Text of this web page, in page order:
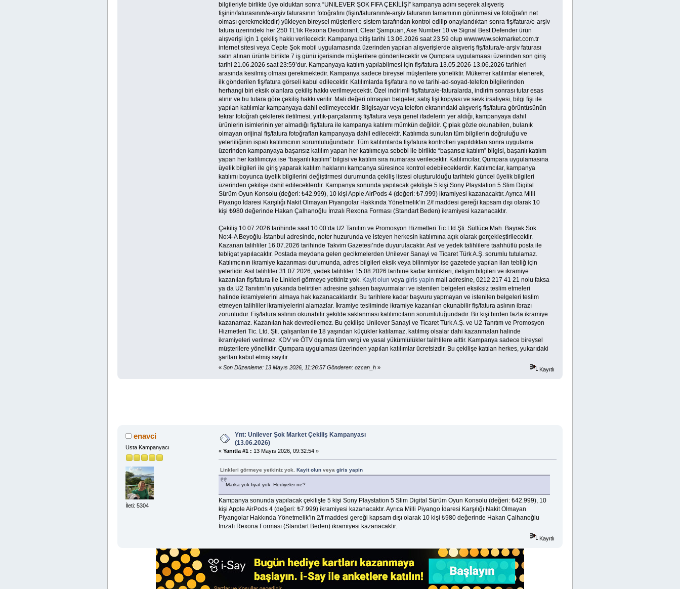
bilgileriyle birlikte üye olduktan sonra “UNILEVER ŞOK FIFA ÇEKİLİŞİ” kampanya adını seçerek alışveriş
fişinin/faturasının/e-arşiv faturasının fotoğrafını (fişin/faturanın/e-arşiv faturanın tamamının görünmesi ve fotoğrafın net
olması gerekmektedir) yükleyen bireysel müşterilere sistem tarafından kontrol edilip onaylandıktan sonra fiş/fatura/e-arşiv
fatura üzerindeki her 250 TL’lik Rexona Deodorant, Clear Şampuan, Axe Number 10 ve Signal Best Defender ürün
alışverişi için 1 çekiliş hakkı verilecektir. Kampanya bitiş tarihi 13.06.2026 saat 23.59 olup wwwwww.sokmarket.com.tr
internet sitesi veya Cepte Şok mobil uygulamasında üzerinden yapılan alışverişlerde alışveriş fiş/fatura/e-arşiv faturası
satın alınan ürünle birlikte 7 iş günü içerisinde müşterilere gönderilecektir ve Qumpara uygulamaası üzerinden son giriş
tarihi 21.06.2026 saat 23:59’dur. Kampanyaya katılım yapılabilmesi için fiş/fatura 13.05.2026-13.06.2026 tarihleri
arasında kesilmiş olması gerekmektedir. Kampanya sadece bireysel müşterilere yöneliktir. Mükerrer katılımlar elenerek,
ilk gönderilen fiş/fatura görseli kabul edilecektir. Katılımlarda fiş/fatura no ve tarihi-ad-soyad-telefon bilgilerinden
herhangi biri eksik olanlara çekiliş hakkı verilmeyecektir. Özel indirimli fiş/fatura/e-faturalarda, indirim sonrası tutar esas
alınır ve bu tutara göre çekiliş hakkı verilir. Mali değeri olmayan belgeler, satış fişi kopyası ve sevk irsaliyesi, bilgi fişi ile
yapılan katılımlar kampanyaya dahil edilmeyecektir. Bilgisayar veya telefon ekranındaki alışveriş fiş/fatura görüntüsünün
tekrar fotoğrafı çekilerek iletilmesi, yırtık-parçalanmış fiş/fatura veya genel ifadelerin yer aldığı, kampanyaya dahil
ürünlerin isimlerinin yer almadığı fiş/fatura ile kampanya katılımı mümkün değildir. Çıplak gözle okunabilen, bulanık
olmayan orijinal fiş/fatura fotoğrafları kampanyaya dahil edilecektir. Katılımda sunulan tüm bilgilerin doğruluğu ve
yeterliliğinin ispatı katılımcının sorumluluğundadır. Tüm katılımlarda fiş/fatura kontrolleri yapıldıktan sonra uygulama
üzerinden kampanyaya başarısız katılım yapan her katılımcıya sebebi ile birlikte “başarısız katılım” bilgisi, başarılı katılım
yapan her katılımcıya ise “başarılı katılım” bilgisi ve katılım sıra numarası verilecektir. Katılımcılar, Qumpara uygulamasına
üyelik bilgileri ile giriş yaparak katılım haklarını kampanya süresince kontrol edebileceklerdir. Katılımcılar, kampanya
katılımı boyunca üyelik bilgilerini değiştirmesi durumunda çekiliş listesi oluşturulduğu tarihteki güncel üyelik bilgileri
üzerinden çekilişe dahil edileceklerdir. Kampanya sonunda yapılacak çekilişte 5 kişi Sony Playstation 5 Slim Digital
Sürüm Oyun Konsolu (değeri: ₺42.999), 10 kişi Apple AirPods 4 (değeri: ₺7.999) ikramiyesi kazanacaktır. Ayrıca Milli
Piyango İdaresi Karşılığı Nakit Olmayan Piyangolar Hakkında Yönetmelik’in 2/f maddesi gereği kapsam dışı olarak 10
kişi ₺980 değerinde Hakan Çalhanoğlu İmzalı Rexona Forması (Standart Beden) ikramiyesi kazanacaktır.
Çekiliş 10.07.2026 tarihinde saat 10.00’da U2 Tanıtım ve Promosyon Hizmetleri Tic.Ltd.Şti. Sütlüce Mah. Bayrak Sok.
No:4-A Beyoğlu-İstanbul adresinde, noter huzurunda ve isteyen herkesin katılımına açık olarak gerçekleştirilecektir.
Kazanan talihliler 16.07.2026 tarihinde Takvim Gazetesi’nde duyurulacaktır. Asil ve yedek talihlilere taahhütlü posta ile
tebligat yapılacaktır. Postada meydana gelen gecikmelerden Unilever Sanayi ve Ticaret Türk A.Ş. sorumlu tutulamaz.
Katılımcının ikramiye kazanması durumunda, adres bilgileri eksik veya bilinmiyor ise gazetede yapılan ilan tebliğ için
yeterlidir. Asil talihliler 31.07.2026, yedek talihliler 15.08.2026 tarihine kadar kimlikleri, iletişim bilgileri ve ikramiye
kazanılan fiş/fatura ile Linkleri görmeye yetkiniz yok. Kayit olun veya giris yapin mail adresine, 0212 217 41 21 nolu faksa
ya da U2 Tanıtım’ın yukarıda belirtilen adresine şahsen başvurmaları ve istenilen belgeleri eksiksiz teslim etmeleri
halinde ikramiyelerini almaya hak kazanacaklardır. Bu tarihlere kadar başvuru yapmayan ve istenilen belgeleri teslim
etmeyen talihliler ikramiyelerini alamazlar. İkramiye tesliminde ikramiye kazanılan okunabilir fiş/fatura aslının ibrazı
zorunludur. Fiş/fatura aslının okunabilir şekilde saklanması katılımcıların sorumluluğundadır. Bir kişi birden fazla ikramiye
kazanamaz. Kazanılan hak devredilemez. Bu çekilişe Unilever Sanayi ve Ticaret Türk A.Ş. ve U2 Tanıtım ve Promosyon
Hizmetleri Tic. Ltd. Şti. çalışanları ile 18 yaşından küçükler katılamaz, katılmış olsalar dahi kazanmaları halinde
ikramiyeleri verilmez. KDV ve ÖTV dışında tüm vergi ve yasal yükümlülükler talihlilere aittir. Kampanya sadece bireysel
müşterilere yöneliktir. Qumpara uygulaması üzerinden yapılan katılımlar ücretsizdir. Bu çekilişe katılan herkes, yukarıdaki
şartları kabul etmiş sayılır.
« Son Düzenleme: 13 Mayıs 2026, 11:26:57 Gönderen: ozcan_h» Kayıtlı
enavci
Usta Kampanyacı
İleti: 5304
Ynt: Unilever Şok Market Çekiliş Kampanyası
(13.06.2026)
« Yanıtla #1 : 13 Mayıs 2026, 09:32:54 »
Linkleri görmeye yetkiniz yok. Kayit olunveya giris yapin
Marka yok fiyat yok. Hediyeler ne?
Kampanya sonunda yapılacak çekilişte 5 kişi Sony Playstation 5 Slim Digital Sürüm Oyun Konsolu (değeri: ₺42.999), 10
kişi Apple AirPods 4 (değeri: ₺7.999) ikramiyesi kazanacaktır. Ayrıca Milli Piyango İdaresi Karşılığı Nakit Olmayan
Piyangolar Hakkında Yönetmelik’in 2/f maddesi gereği kapsam dışı olarak 10 kişi ₺980 değerinde Hakan Çalhanoğlu
İmzalı Rexona Forması (Standart Beden) ikramiyesi kazanacaktır.
Kayıtlı